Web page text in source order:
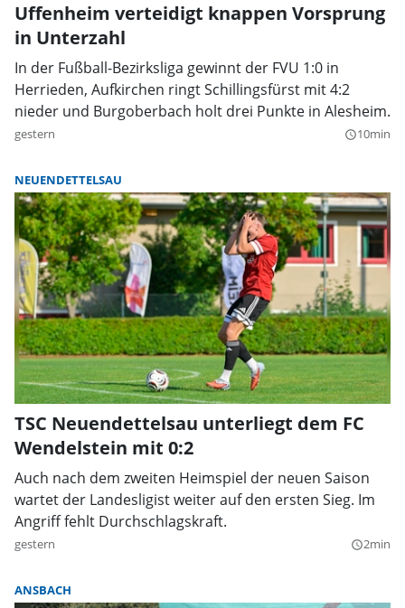
Uffenheim verteidigt knappen Vorsprung
in Unterzahl
In der Fußball-Bezirksliga gewinnt der FVU 1:0 in
Herrieden, Aufkirchen ringt Schillingsfürst mit 4:2
nieder und Burgoberbach holt drei Punkte in Alesheim.
gestern query_builder10min
NEUENDETTELSAU
TSC Neuendettelsau unterliegt dem FC
Wendelstein mit 0:2
Auch nach dem zweiten Heimspiel der neuen Saison
wartet der Landesligist weiter auf den ersten Sieg. Im
Angriff fehlt Durchschlagskraft.
gestern query_builder2min
ANSBACH